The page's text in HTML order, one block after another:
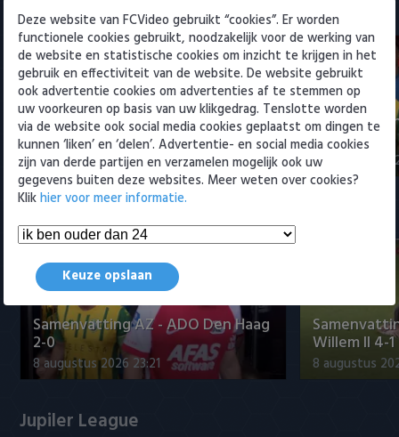
Eredivisie
Fenerbahçe biedt ruim 20 miljoen
op Feyenoord-spits Ueda
8 augustus 2026 23:52
2-0
8 augustus
Samenvattingen Eredivisie
Samenvatting AZ - ADO Den Haag
2-0
8 augustus 2026 23:21
Willem II 4-1
8 augustus
Jupiler League
Deze website van FCVideo gebruikt “cookies”. Er worden
functionele cookies gebruikt, noodzakelijk voor de werking van
de website en statistische cookies om inzicht te krijgen in het
gebruik en effectiviteit van de website. De website gebruikt
ook advertentie cookies om advertenties af te stemmen op
uw voorkeuren op basis van uw klikgedrag. Tenslotte worden
via de website ook social media cookies geplaatst om dingen te
kunnen ‘liken’ en ‘delen’. Advertentie- en social media cookies
zijn van derde partijen en verzamelen mogelijk ook uw
gegevens buiten deze websites. Meer weten over cookies?
Klikhier voor meer informatie.
Keuze opslaan